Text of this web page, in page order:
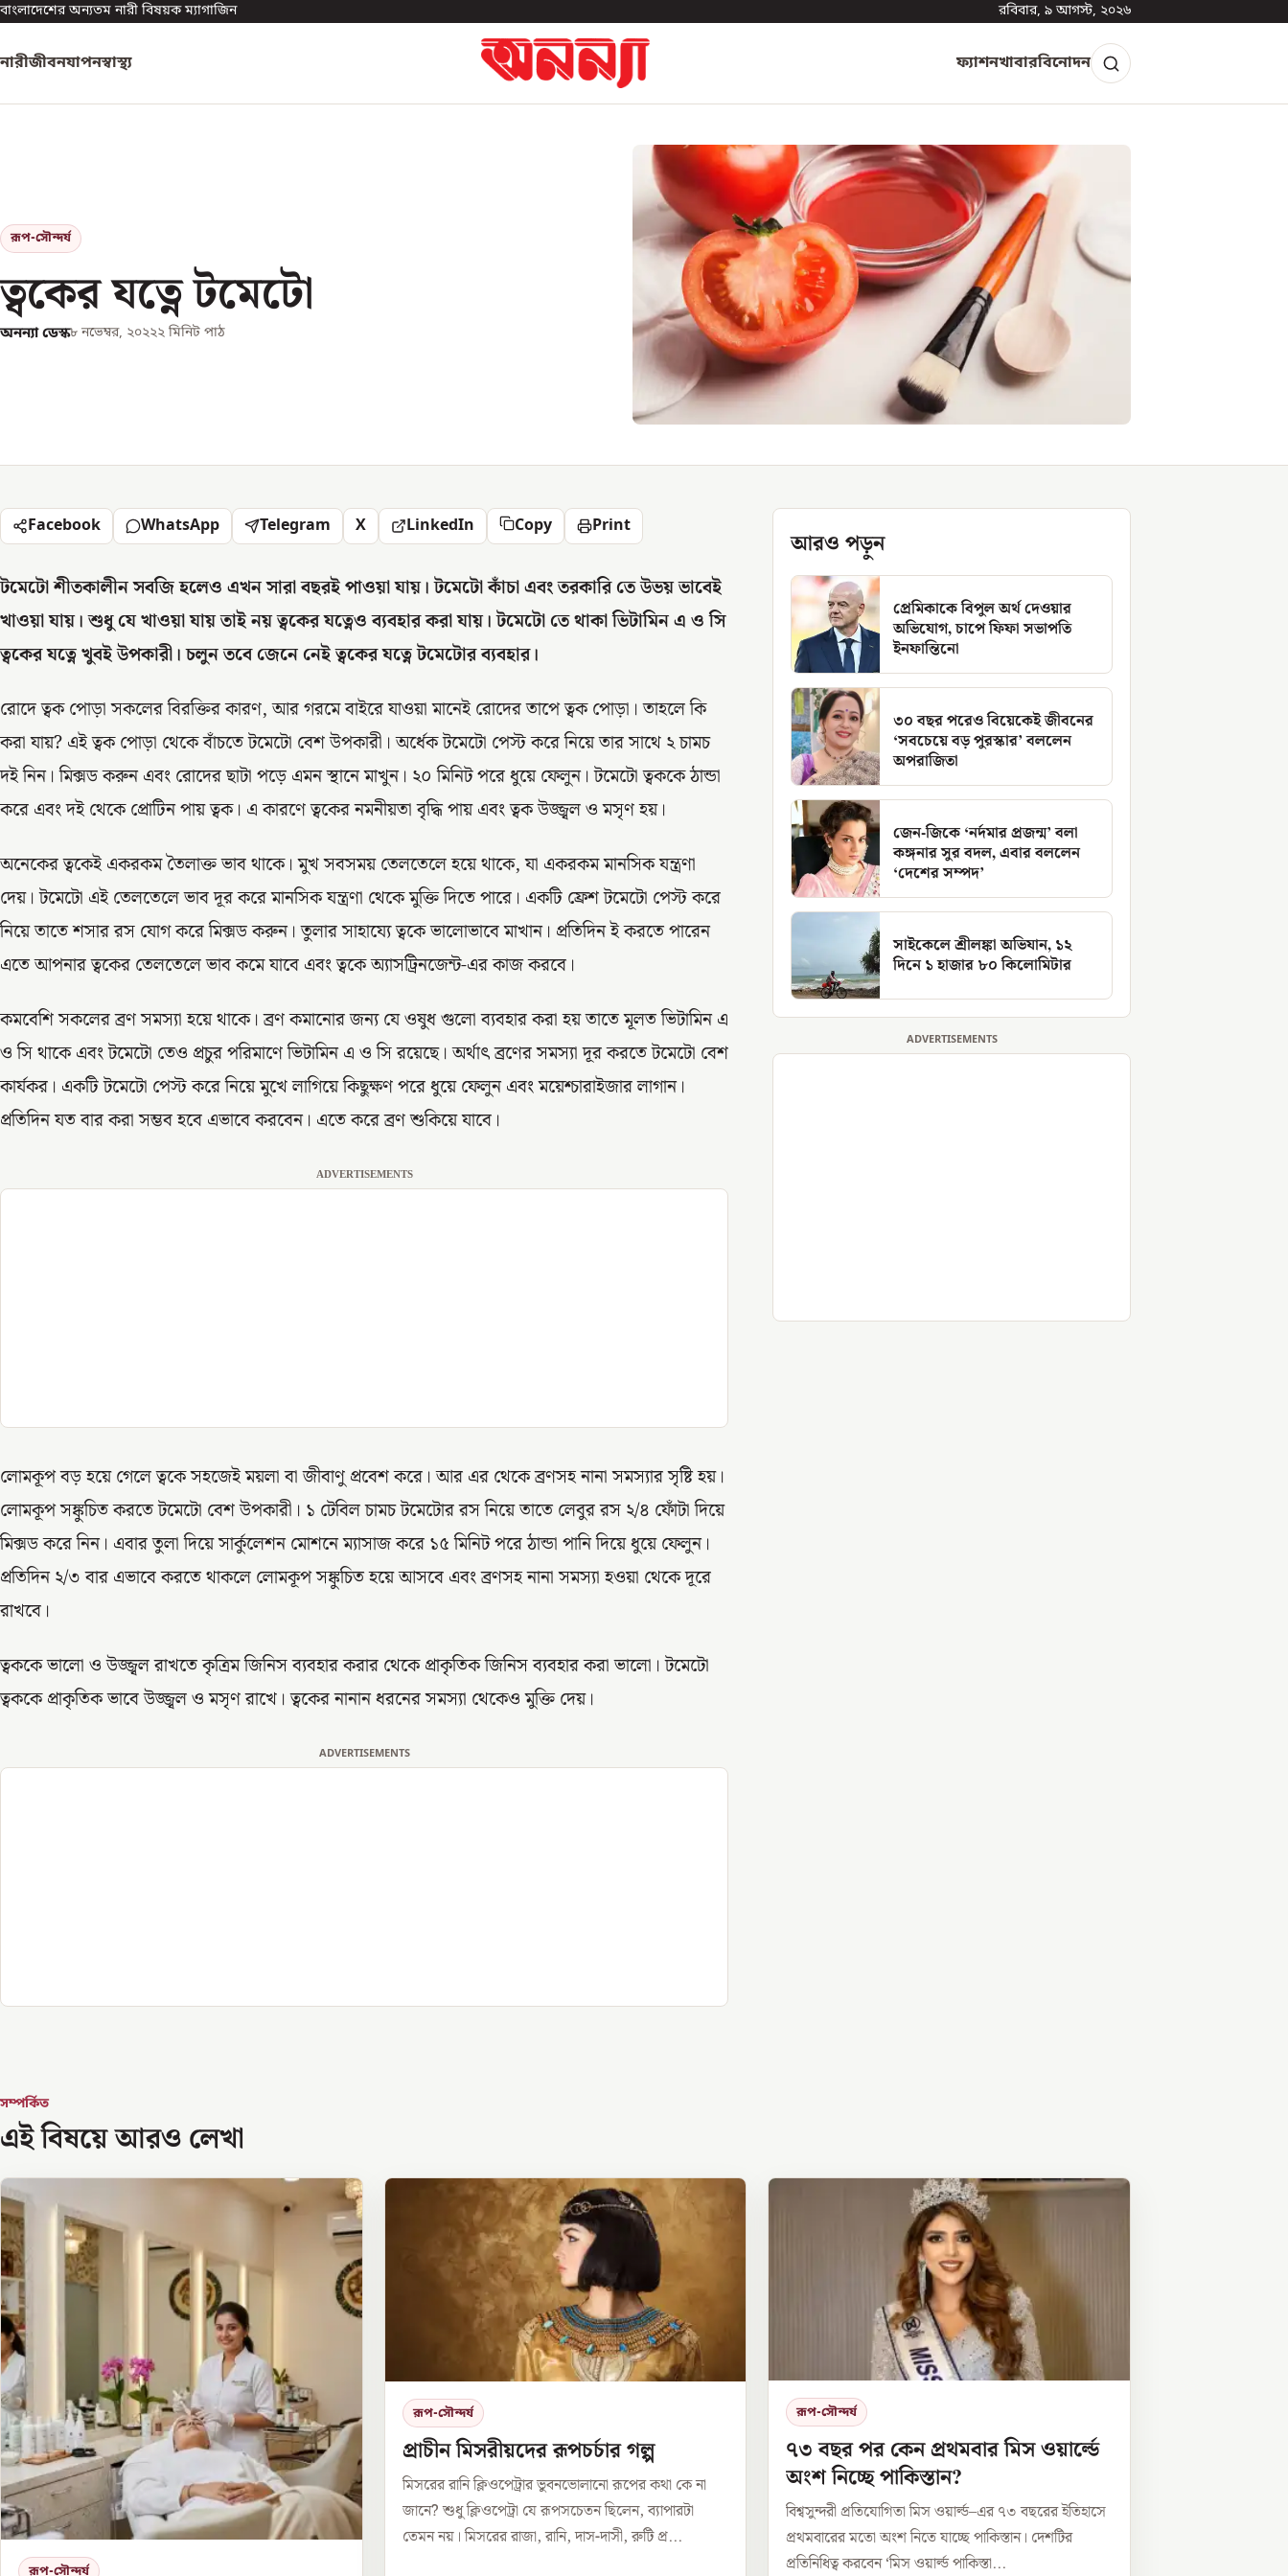
বাংলাদেশের অন্যতম নারী বিষয়ক ম্যাগাজিন রবিবার, ৯ আগস্ট, ২০২৬
নারীজীবনযাপনস্বাস্থ্য ফ্যাশনখাবারবিনোদন
রূপ-সৌন্দর্য
ত্বকের যত্নে টমেটো
অনন্যা ডেস্ক৮ নভেম্বর, ২০২২২ মিনিট পাঠ
Facebook WhatsApp Telegram X LinkedIn Copy Print
টমেটো শীতকালীন সবজি হলেও এখন সারা বছরই পাওয়া যায়। টমেটো কাঁচা এবং তরকারি তে উভয় ভাবেই
খাওয়া যায়। শুধু যে খাওয়া যায় তাই নয় ত্বকের যত্নেও ব্যবহার করা যায়। টমেটো তে থাকা ভিটামিন এ ও সি
ত্বকের যত্নে খুবই উপকারী। চলুন তবে জেনে নেই ত্বকের যত্নে টমেটোর ব্যবহার।
রোদে ত্বক পোড়া সকলের বিরক্তির কারণ, আর গরমে বাইরে যাওয়া মানেই রোদের তাপে ত্বক পোড়া। তাহলে কি
করা যায়? এই ত্বক পোড়া থেকে বাঁচতে টমেটো বেশ উপকারী। অর্ধেক টমেটো পেস্ট করে নিয়ে তার সাথে ২ চামচ
দই নিন। মিক্সড করুন এবং রোদের ছাটা পড়ে এমন স্থানে মাখুন। ২০ মিনিট পরে ধুয়ে ফেলুন। টমেটো ত্বককে ঠান্ডা
করে এবং দই থেকে প্রোটিন পায় ত্বক। এ কারণে ত্বকের নমনীয়তা বৃদ্ধি পায় এবং ত্বক উজ্জ্বল ও মসৃণ হয়।
অনেকের ত্বকেই একরকম তৈলাক্ত ভাব থাকে। মুখ সবসময় তেলতেলে হয়ে থাকে, যা একরকম মানসিক যন্ত্রণা
দেয়। টমেটো এই তেলতেলে ভাব দূর করে মানসিক যন্ত্রণা থেকে মুক্তি দিতে পারে। একটি ফ্রেশ টমেটো পেস্ট করে
নিয়ে তাতে শসার রস যোগ করে মিক্সড করুন। তুলার সাহায্যে ত্বকে ভালোভাবে মাখান। প্রতিদিন ই করতে পারেন
এতে আপনার ত্বকের তেলতেলে ভাব কমে যাবে এবং ত্বকে অ্যাসট্রিনজেন্ট-এর কাজ করবে।
কমবেশি সকলের ব্রণ সমস্যা হয়ে থাকে। ব্রণ কমানোর জন্য যে ওষুধ গুলো ব্যবহার করা হয় তাতে মূলত ভিটামিন এ
ও সি থাকে এবং টমেটো তেও প্রচুর পরিমাণে ভিটামিন এ ও সি রয়েছে। অর্থাৎ ব্রণের সমস্যা দূর করতে টমেটো বেশ
কার্যকর। একটি টমেটো পেস্ট করে নিয়ে মুখে লাগিয়ে কিছুক্ষণ পরে ধুয়ে ফেলুন এবং ময়েশ্চারাইজার লাগান।
প্রতিদিন যত বার করা সম্ভব হবে এভাবে করবেন। এতে করে ব্রণ শুকিয়ে যাবে।
ADVERTISEMENTS
লোমকূপ বড় হয়ে গেলে ত্বকে সহজেই ময়লা বা জীবাণু প্রবেশ করে। আর এর থেকে ব্রণসহ নানা সমস্যার সৃষ্টি হয়।
লোমকূপ সঙ্কুচিত করতে টমেটো বেশ উপকারী। ১ টেবিল চামচ টমেটোর রস নিয়ে তাতে লেবুর রস ২/৪ ফোঁটা দিয়ে
মিক্সড করে নিন। এবার তুলা দিয়ে সার্কুলেশন মোশনে ম্যাসাজ করে ১৫ মিনিট পরে ঠান্ডা পানি দিয়ে ধুয়ে ফেলুন।
প্রতিদিন ২/৩ বার এভাবে করতে থাকলে লোমকূপ সঙ্কুচিত হয়ে আসবে এবং ব্রণসহ নানা সমস্যা হওয়া থেকে দূরে
রাখবে।
ত্বককে ভালো ও উজ্জ্বল রাখতে কৃত্রিম জিনিস ব্যবহার করার থেকে প্রাকৃতিক জিনিস ব্যবহার করা ভালো। টমেটো
ত্বককে প্রাকৃতিক ভাবে উজ্জ্বল ও মসৃণ রাখে। ত্বকের নানান ধরনের সমস্যা থেকেও মুক্তি দেয়।
ADVERTISEMENTS
আরও পড়ুন
প্রেমিকাকে বিপুল অর্থ দেওয়ার
অভিযোগ, চাপে ফিফা সভাপতি
ইনফান্তিনো
৩০ বছর পরেও বিয়েকেই জীবনের
‘সবচেয়ে বড় পুরস্কার’ বললেন
অপরাজিতা
জেন-জিকে ‘নর্দমার প্রজন্ম’ বলা
কঙ্গনার সুর বদল, এবার বললেন
‘দেশের সম্পদ’
সাইকেলে শ্রীলঙ্কা অভিযান, ১২
দিনে ১ হাজার ৮০ কিলোমিটার
ADVERTISEMENTS
সম্পর্কিত
এই বিষয়ে আরও লেখা
রূপ-সৌন্দর্য
রূপ-সৌন্দর্য
প্রাচীন মিসরীয়দের রূপচর্চার গল্প
মিসরের রানি ক্লিওপেট্রার ভুবনভোলানো রূপের কথা কে না
জানে? শুধু ক্লিওপেট্রা যে রূপসচেতন ছিলেন, ব্যাপারটা
তেমন নয়। মিসরের রাজা, রানি, দাস-দাসী, রুটি প্র...
রূপ-সৌন্দর্য
৭৩ বছর পর কেন প্রথমবার মিস ওয়ার্ল্ডে
অংশ নিচ্ছে পাকিস্তান?
বিশ্বসুন্দরী প্রতিযোগিতা মিস ওয়ার্ল্ড–এর ৭৩ বছরের ইতিহাসে
প্রথমবারের মতো অংশ নিতে যাচ্ছে পাকিস্তান। দেশটির
প্রতিনিধিত্ব করবেন ‘মিস ওয়ার্ল্ড পাকিস্তা...